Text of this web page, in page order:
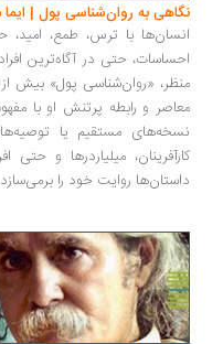
نگاهی به روان‌شناسی پول |
انسان‌ها با ترس، طمع،
احساسات، حتی در آگاه‌ترین
منظر، «روان‌شناسی پول» بیش از
معاصر و رابطه پرتنش او با
نسخه‌های مستقیم یا
کارآفرینان، میلیاردرها و
داستان‌ها روایت خود را